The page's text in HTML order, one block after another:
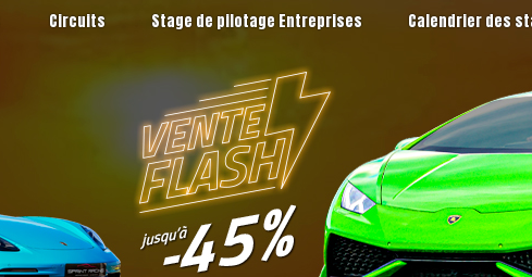
Circuits Stage de pilotage Entreprises Calendrier des